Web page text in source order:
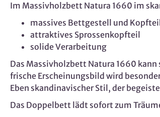
Im Massivholzbett Natura 1660 im
massives Bettgestell und Kopfteil
attraktives Sprossenkopfteil
solide Verarbeitung
Das Massivholzbett Natura 1660
frische Erscheinungsbild wird
Eben skandinavischer Stil, der
Das Doppelbett lädt sofort zum